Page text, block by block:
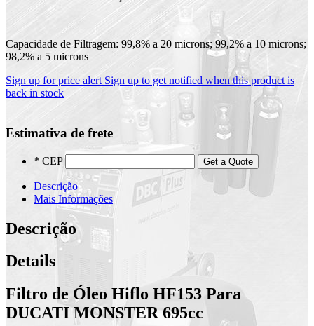
Capacidade de Filtragem: 99,8% a 20 microns; 99,2% a 10 microns;
98,2% a 5 microns
Sign up for price alert Sign up to get notified when this product is
back in stock
Estimativa de frete
* CEP Get a Quote
Descrição
Mais Informações
Descrição
Details
Filtro de Óleo Hiflo HF153 Para
DUCATI MONSTER 695cc